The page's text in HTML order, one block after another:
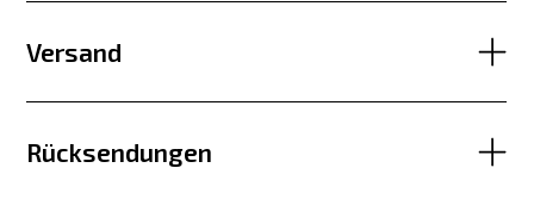
Versand
Rücksendungen